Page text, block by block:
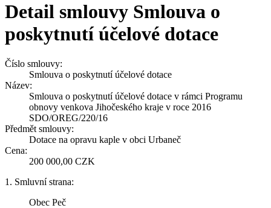
Detail smlouvy Smlouva o
poskytnutí účelové dotace
Číslo smlouvy:
Smlouva o poskytnutí účelové dotace
Název:
Smlouva o poskytnutí účelové dotace v rámci Programu
obnovy venkova Jihočeského kraje v roce 2016
SDO/OREG/220/16
Předmět smlouvy:
Dotace na opravu kaple v obci Urbaneč
Cena:
200 000,00 CZK
1. Smluvní strana:
Obec Peč